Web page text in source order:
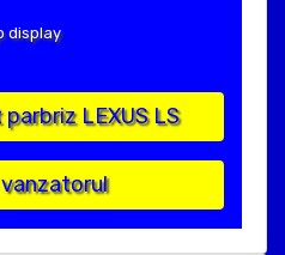
display
LEXUS LS